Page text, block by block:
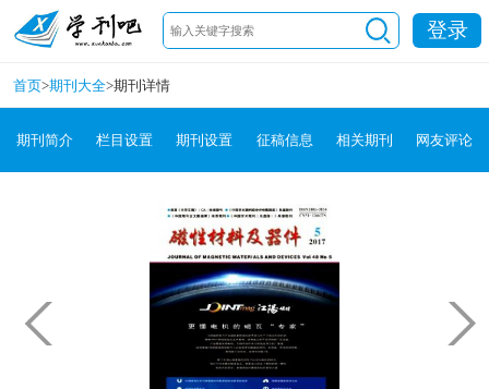
登录
首页>期刊大全>期刊详情
期刊简介 栏目设置 期刊设置 征稿信息 相关期刊 网友评论